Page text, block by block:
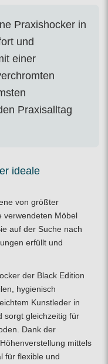
Praxishocker in
und
einer
Praxisalltag
ideale
von größter
verwendeten Möbel
auf der Suche nach
erfüllt und
der Black Edition
hygienisch
Kunstleder in
sorgt gleichzeitig für
Dank der
mittels
für flexible und